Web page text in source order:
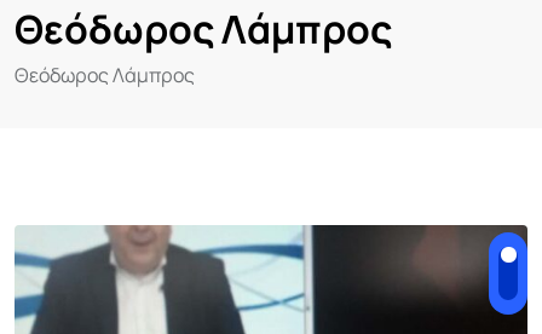
Θεόδωρος Λάμπρος
Θεόδωρος Λάμπρος